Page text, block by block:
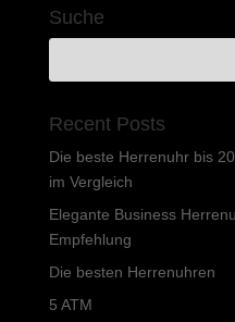
Suche
Recent Posts
Die beste Herrenuhr bis
im Vergleich
Elegante Business
Empfehlung
Die besten Herrenuhren
5 ATM